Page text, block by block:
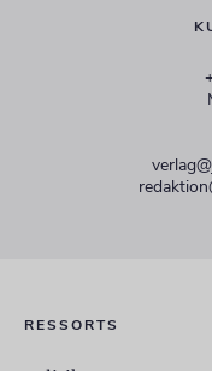
RESSORTS